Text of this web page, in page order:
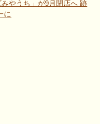
やうち」が9月閉店へ 跡
に